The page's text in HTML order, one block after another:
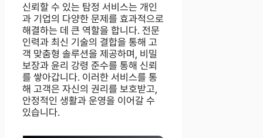
신뢰할 수 있는 탐정 서비스는 개인
과 기업의 다양한 문제를 효과적으로
해결하는 데 큰 역할을 합니다. 전문
인력과 최신 기술의 결합을 통해 고
객 맞춤형 솔루션을 제공하며, 비밀
보장과 윤리 강령 준수를 통해 신뢰
를 쌓아갑니다. 이러한 서비스를 통
해 고객은 자신의 권리를 보호받고,
안정적인 생활과 운영을 이어갈 수
있습니다.